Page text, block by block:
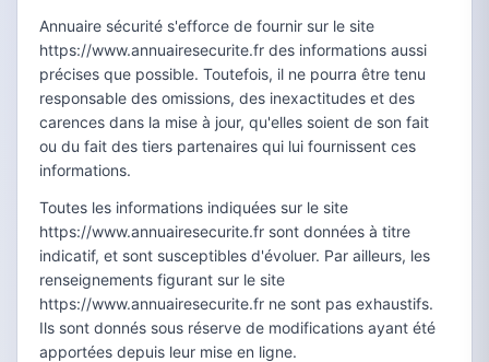
Annuaire sécurité s'efforce de fournir sur le site
https://www.annuairesecurite.fr des informations aussi
précises que possible. Toutefois, il ne pourra être tenu
responsable des omissions, des inexactitudes et des
carences dans la mise à jour, qu'elles soient de son fait
ou du fait des tiers partenaires qui lui fournissent ces
informations.
Toutes les informations indiquées sur le site
https://www.annuairesecurite.fr sont données à titre
indicatif, et sont susceptibles d'évoluer. Par ailleurs, les
renseignements figurant sur le site
https://www.annuairesecurite.fr ne sont pas exhaustifs.
Ils sont donnés sous réserve de modifications ayant été
apportées depuis leur mise en ligne.